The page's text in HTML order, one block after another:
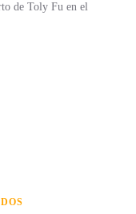
de Toly Fu en el